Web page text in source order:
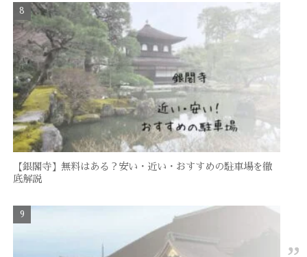
【銀閣寺】無料はある？安い・近い・おすすめの駐車場を徹
底解説